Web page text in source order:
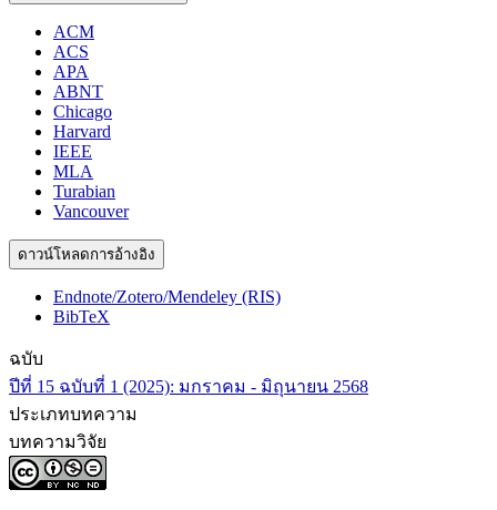
ACM
ACS
APA
ABNT
Chicago
Harvard
IEEE
MLA
Turabian
Vancouver
ดาวน์โหลดการอ้างอิง
Endnote/Zotero/Mendeley (RIS)
BibTeX
ฉบับ
ปีที่ 15 ฉบับที่ 1 (2025): มกราคม - มิถุนายน 2568
ประเภทบทความ
บทความวิจัย